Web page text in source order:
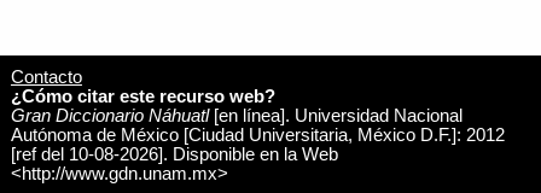
Contacto
¿Cómo citar este recurso web?
Gran Diccionario Náhuatl[en línea]. Universidad Nacional
Autónoma de México [Ciudad Universitaria, México D.F.]: 2012
[ref del 10-08-2026]. Disponible en la Web
<http://www.gdn.unam.mx>